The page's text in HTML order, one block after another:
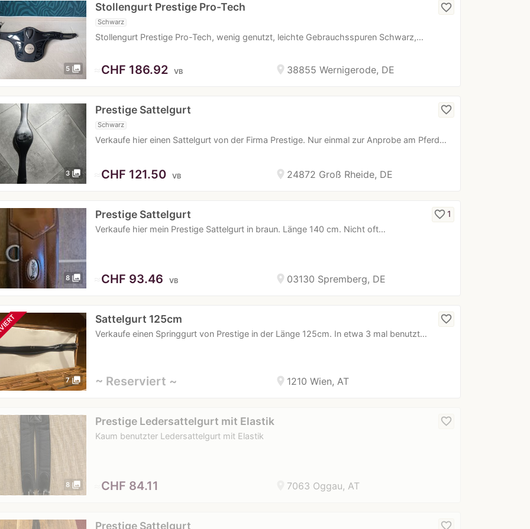
5 photo_library
Stollengurt Prestige Pro-Tech
Schwarz
Stollengurt Prestige Pro-Tech, wenig genutzt, leichte Gebrauchsspuren Schwarz,…
favorite_border
location_on 38855 Wernigerode, DE
≈CHF 186.92 VB
3 photo_library
Prestige Sattelgurt
Schwarz
Verkaufe hier einen Sattelgurt von der Firma Prestige. Nur einmal zur Anprobe am Pferd…
favorite_border
location_on 24872 Groß Rheide, DE
≈CHF 121.50 VB
8 photo_library
Prestige Sattelgurt
Verkaufe hier mein Prestige Sattelgurt in braun. Länge 140 cm. Nicht oft…
favorite_border1
location_on 03130 Spremberg, DE
≈CHF 93.46 VB
7 photo_library
Sattelgurt 125cm
Verkaufe einen Springgurt von Prestige in der Länge 125cm. In etwa 3 mal benutzt…
favorite_border
location_on 1210 Wien, AT
~ Reserviert ~
8 photo_library
Prestige Ledersattelgurt mit Elastik
Kaum benutzter Ledersattelgurt mit Elastik
favorite_border
7063 Oggau, AT
CHF 84.11
Prestige Sattelgurt favorite_border